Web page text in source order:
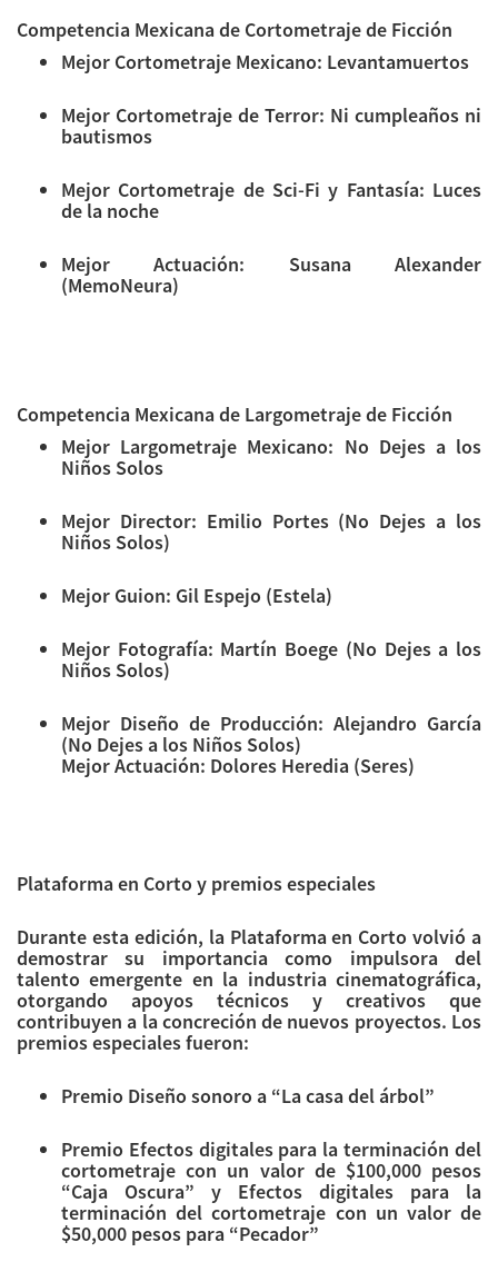
Competencia Mexicana de Cortometraje de Ficción
Mejor Cortometraje Mexicano: Levantamuertos
Mejor Cortometraje de Terror: Ni cumpleaños ni
bautismos
Mejor Cortometraje de Sci-Fi y Fantasía: Luces
de la noche
Mejor Actuación: Susana Alexander
(MemoNeura)
Competencia Mexicana de Largometraje de Ficción
Mejor Largometraje Mexicano: No Dejes a los
Niños Solos
Mejor Director: Emilio Portes (No Dejes a los
Niños Solos)
Mejor Guion: Gil Espejo (Estela)
Mejor Fotografía: Martín Boege (No Dejes a los
Niños Solos)
Mejor Diseño de Producción: Alejandro García
(No Dejes a los Niños Solos)
Mejor Actuación: Dolores Heredia (Seres)
Plataforma en Corto y premios especiales
Durante esta edición, la Plataforma en Corto volvió a
demostrar su importancia como impulsora del
talento emergente en la industria cinematográfica,
otorgando apoyos técnicos y creativos que
contribuyen a la concreción de nuevos proyectos. Los
premios especiales fueron:
Premio Diseño sonoro a “La casa del árbol”
Premio Efectos digitales para la terminación del
cortometraje con un valor de $100,000 pesos
“Caja Oscura” y Efectos digitales para la
terminación del cortometraje con un valor de
$50,000 pesos para “Pecador”